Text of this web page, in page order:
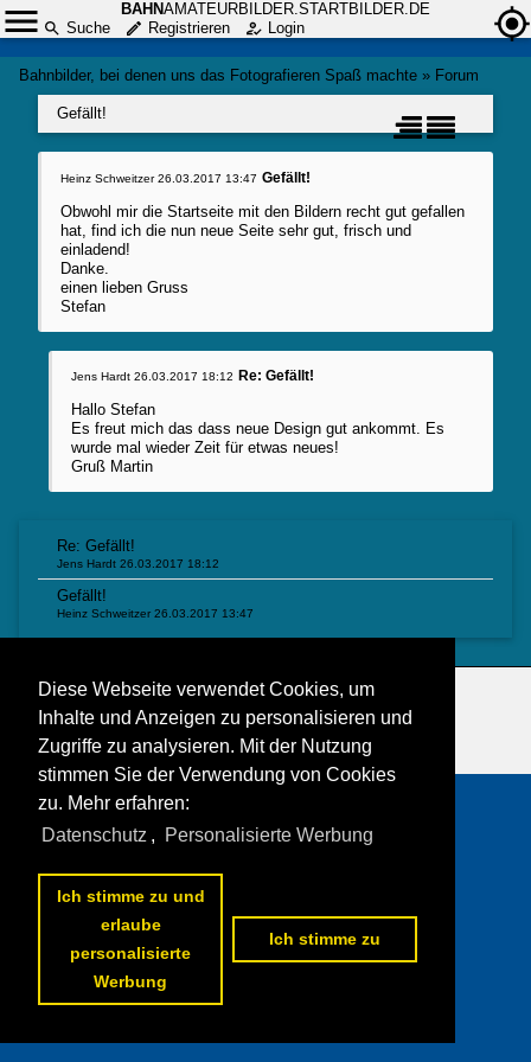
BAHNAMATEURBILDER.STARTBILDER.DE
Suche
Registrieren Login
Bahnbilder, bei denen uns das Fotografieren Spaß machte » Forum
Gefällt!
Heinz Schweitzer26.03.2017 13:47 Gefällt!
Obwohl mir die Startseite mit den Bildern recht gut gefallen
hat, find ich die nun neue Seite sehr gut, frisch und
einladend!
Danke.
einen lieben Gruss
Stefan
Jens Hardt26.03.2017 18:12 Re: Gefällt!
Hallo Stefan
Es freut mich das dass neue Design gut ankommt. Es
wurde mal wieder Zeit für etwas neues!
Gruß Martin
Re: Gefällt!
Jens Hardt 26.03.2017 18:12
Gefällt!
Heinz Schweitzer 26.03.2017 13:47
Datenschutzerklärung|Impressum|Kontakt
Diese Webseite verwendet Cookies, um
Inhalte und Anzeigen zu personalisieren und
Zugriffe zu analysieren. Mit der Nutzung
stimmen Sie der Verwendung von Cookies
zu. Mehr erfahren:
Datenschutz , Personalisierte Werbung
Ich stimme zu und
erlaube
personalisierte
Werbung
Ich stimme zu